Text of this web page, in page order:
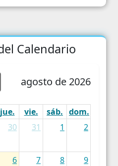
Calendario
agosto de 2026
jue. vie. sáb. dom.
Aduana San Luis - 1° Trimestre
30 31 1 2
6 7 8 9